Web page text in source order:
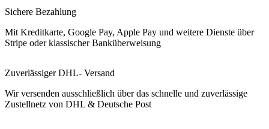
Sichere Bezahlung
Mit Kreditkarte, Google Pay, Apple Pay und weitere Dienste über
Stripe oder klassischer Banküberweisung
Zuverlässiger DHL- Versand
Wir versenden ausschließlich über das schnelle und zuverlässige
Zustellnetz von DHL & Deutsche Post